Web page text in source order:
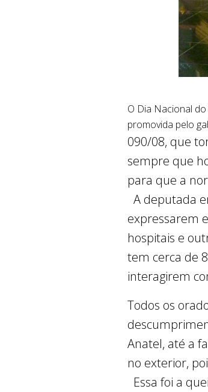
O Dia Nacional
promovida pelo
090/08, que
sempre que
para que a
A deputada
expressarem
hospitais e
tem cerca de
interagirem
Todos os
Anatel, até a
no exterior,
Essa foi a